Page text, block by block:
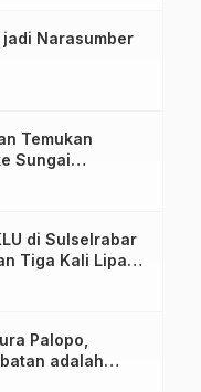
jadi Narasumber
Temukan
Sungai
di Sulselrabar
Tiga Kali Lipat
Palopo,